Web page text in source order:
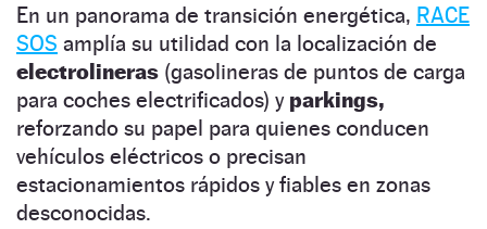
En un panorama de transición energética, RACE
SOS amplía su utilidad con la localización de
electrolineras (gasolineras de puntos de carga
para coches electrificados) y parkings,
reforzando su papel para quienes conducen
vehículos eléctricos o precisan
estacionamientos rápidos y fiables en zonas
desconocidas.